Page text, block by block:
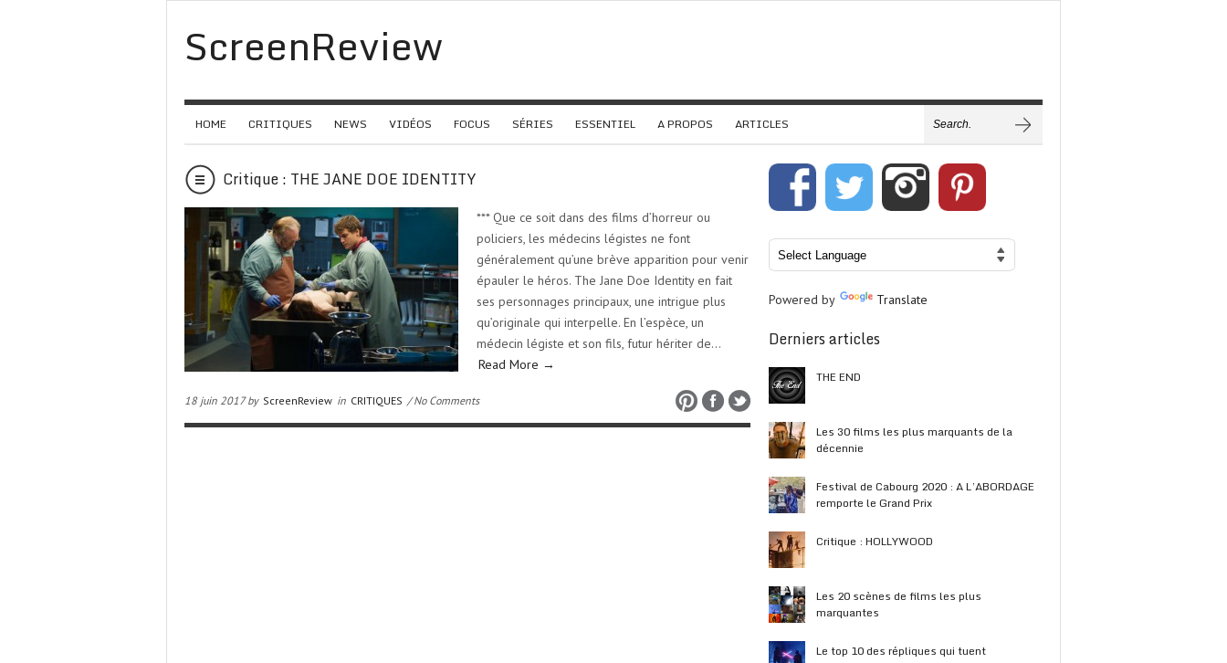
ScreenReview
HOME CRITIQUES NEWS VIDÉOS FOCUS SÉRIES ESSENTIEL A PROPOS ARTICLES
Critique : THE JANE DOE IDENTITY
*** Que ce soit dans des films d’horreur ou
policiers, les médecins légistes ne font
généralement qu’une brève apparition pour venir
épauler le héros. The Jane Doe Identity en fait
ses personnages principaux, une intrigue plus
qu’originale qui interpelle. En l’espèce, un
médecin légiste et son fils, futur hériter de…
Read More →
18 juin 2017 by ScreenReview in CRITIQUES / No Comments
Powered by Translate
Derniers articles
THE END
Les 30 films les plus marquants de la
décennie
Festival de Cabourg 2020 : A L’ABORDAGE
remporte le Grand Prix
Critique : HOLLYWOOD
Les 20 scènes de films les plus
marquantes
Le top 10 des répliques qui tuent